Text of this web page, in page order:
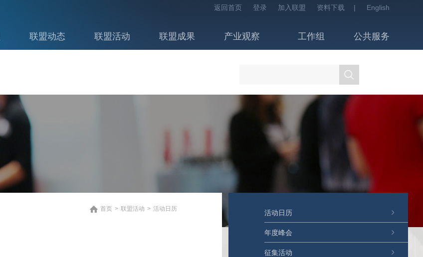
返回首页 登录 加入联盟 资料下载 | English
联盟动态 联盟活动 联盟成果 产业观察 工作组 公共服务
首页 > 联盟活动 > 活动日历 活动日历
年度峰会
征集活动